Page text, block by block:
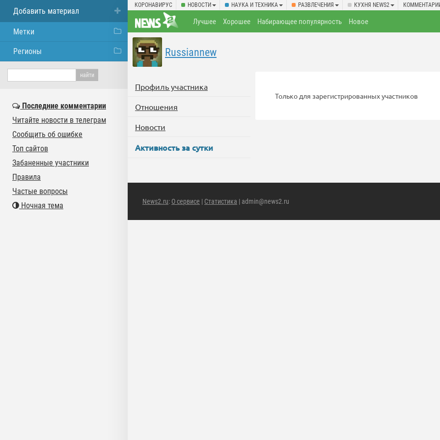
КОРОНАВИРУС НОВОСТИ НАУКА И ТЕХНИКА РАЗВЛЕЧЕНИЯ КУХНЯ NEWS2
Лучшее Хорошее Набирающее популярность Новое
Russiannew
Профиль участника
Отношения
Новости
Активность за сутки
Только для зарегистрированных участников
News2.ru: О сервисе | Статистика | admin@news2.ru
Добавить материал
Метки
Регионы
Последние комментарии
Читайте новости в телеграм
Сообщить об ошибке
Топ сайтов
Забаненные участники
Правила
Частые вопросы
Ночная тема